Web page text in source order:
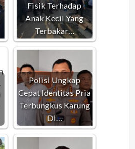
Fisik Terhadap
Anak Kecil Yang
Terbakar…
Polisi Ungkap
Cepat Identitas Pria
Terbungkus Karung
Di…